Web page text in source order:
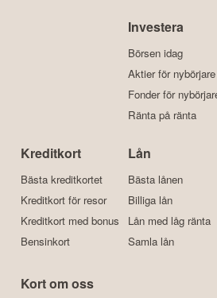
Investera
Börsen idag
Aktier för nybörjare
Fonder för
Ränta på ränta
Kreditkort
Bästa kreditkortet
Kreditkort för resor
Kreditkort med bonus
Bensinkort
Lån
Bästa lånen
Billiga lån
Lån med låg ränta
Samla lån
Kort om oss